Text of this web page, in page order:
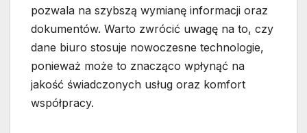
pozwala na szybszą wymianę informacji oraz
dokumentów. Warto zwrócić uwagę na to, czy
dane biuro stosuje nowoczesne technologie,
ponieważ może to znacząco wpłynąć na
jakość świadczonych usług oraz komfort
współpracy.